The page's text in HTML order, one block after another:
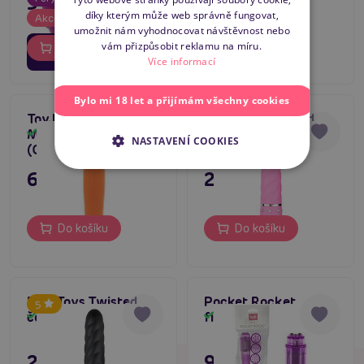
Akce
02 16 hodin
Do košíku Do košíku
ToyJoy Happiness
Make Me Happy Vibe
(Orange)
695 Kč
Do košíku
EasyToys Twisted
růžový mini vibrátor
295 Kč
Do košíku
5
EasyToys Twisted
černý mini vibrátor
Skladem
Pocket Rocket
fialovýSkladem
ENGLISH
díky kterým může web správně fungovat,
umožnit nám vyhodnocovat návštěvnost nebo
vám přizpůsobit reklamu na míru.
Více informací
Bylo mi 18 let a přijímám všechny cookies
NASTAVENÍ COOKIES